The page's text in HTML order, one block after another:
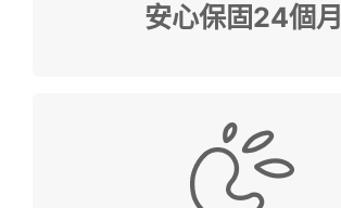
安心保固24個月
MEGA GREEN